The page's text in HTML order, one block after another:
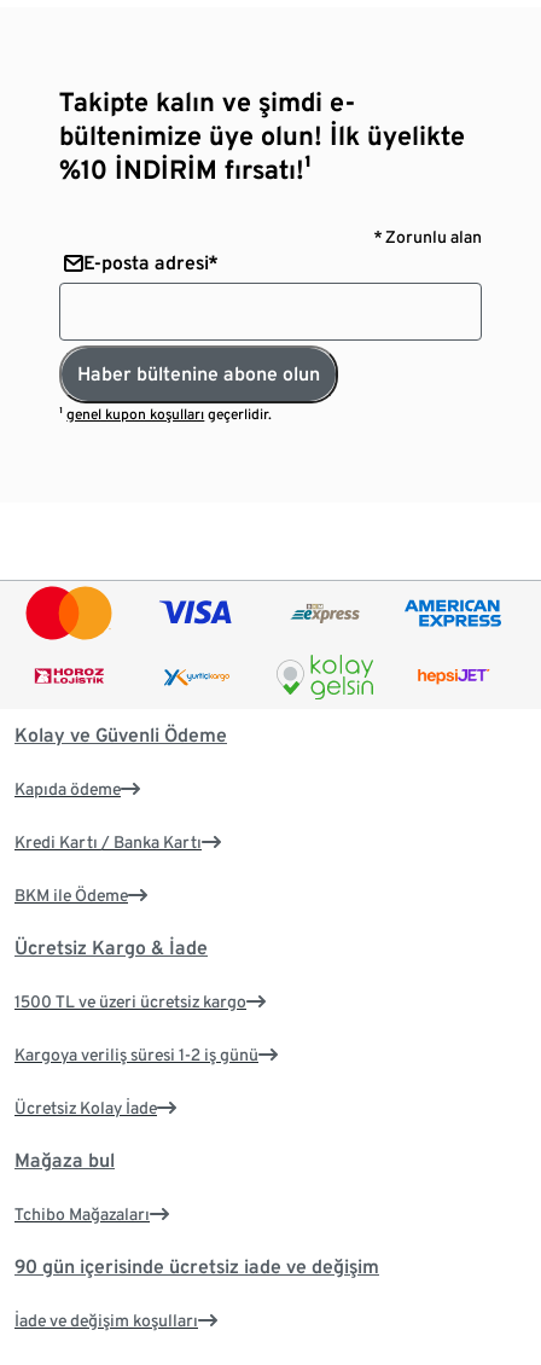
Takipte kalın ve şimdi e-
bültenimize üye olun! İlk üyelikte
%10 İNDİRİM fırsatı!¹
* Zorunlu alan
E-posta adresi*
Haber bültenine abone olun
¹genel kupon koşulları geçerlidir.
Kolay ve Güvenli Ödeme
Kapıda ödeme
Kredi Kartı / Banka Kartı
BKM ile Ödeme
Ücretsiz Kargo & İade
1500 TL ve üzeri ücretsiz kargo
Kargoya veriliş süresi 1-2 iş günü
Ücretsiz Kolay İade
Mağaza bul
Tchibo Mağazaları
90 gün içerisinde ücretsiz iade ve değişim
İade ve değişim koşulları